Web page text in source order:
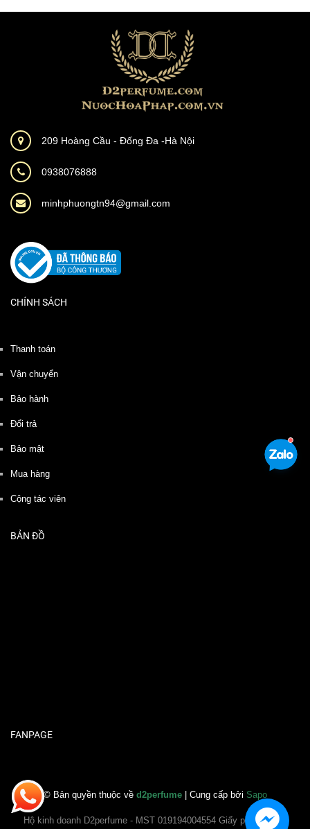
209 Hoàng Cầu - Đống Đa -Hà Nội
0938076888
minhphuongtn94@gmail.com
CHÍNH SÁCH
Thanh toán
Vận chuyển
Bảo hành
Đổi trả
Bảo mật
Mua hàng
Cộng tác viên
BẢN ĐỒ
FANPAGE
© Bản quyền thuộc về d2perfume| Cung cấp bởi Sapo
Hộ kinh doanh D2perfume - MST 019194004554 Giấy phép ĐKKD